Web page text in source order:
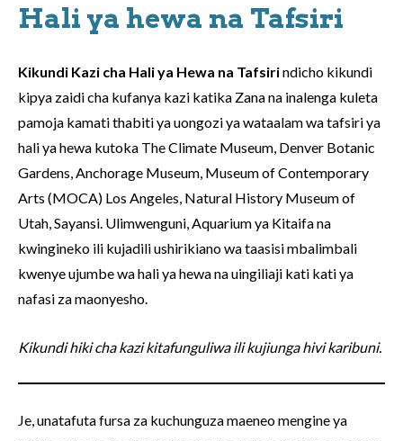
Hali ya hewa na Tafsiri
Kikundi Kazi cha Hali ya Hewa na Tafsirindicho kikundi
kipya zaidi cha kufanya kazi katika Zana na inalenga kuleta
pamoja kamati thabiti ya uongozi ya wataalam wa tafsiri ya
hali ya hewa kutoka The Climate Museum, Denver Botanic
Gardens, Anchorage Museum, Museum of Contemporary
Arts (MOCA) Los Angeles, Natural History Museum of
Utah, Sayansi. Ulimwenguni, Aquarium ya Kitaifa na
kwingineko ili kujadili ushirikiano wa taasisi mbalimbali
kwenye ujumbe wa hali ya hewa na uingiliaji kati kati ya
nafasi za maonyesho.
Kikundi hiki cha kazi kitafunguliwa ili kujiunga hivi karibuni.
Je, unatafuta fursa za kuchunguza maeneo mengine ya